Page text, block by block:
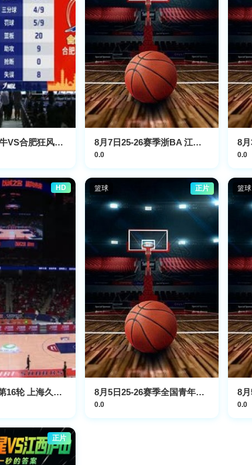
NBL 香港金牛VS合肥狂风峻茂 20240721 8月7日25-26赛季浙BA 江山65VS59常山
0.0 0.0
HD
CBA常规赛第16轮 上海久事VS广州龙狮 20231213(原声)
篮球 正片
8月5日25-26赛季全国青年篮球联赛 浙江广厦81VS70山东山高
0.0
篮球
0.0
正片